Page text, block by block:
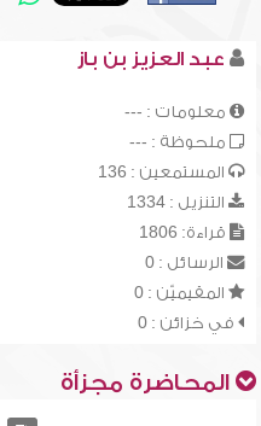
عبد العزيز بن باز
معلومات : ---
ملحوظة : ---
المستمعين : 136
التنزيل : 1334
قراءة: 1806
الرسائل : 0
المقيميّن : 0
في خزائن : 0
المحاضرة مجزأة